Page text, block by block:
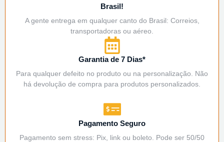
Brasil!
A gente entrega em qualquer canto do Brasil: Correios,
transportadoras ou aéreo.
Garantia de 7 Dias*
Para qualquer defeito no produto ou na personalização. Não
há devolução de compra para produtos personalizados.
Pagamento Seguro
Pagamento sem stress: Pix, link ou boleto. Pode ser 50/50